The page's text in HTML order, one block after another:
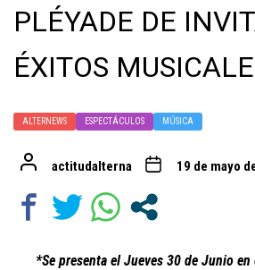
PLÉYADE DE
ÉXITOS
ALTERNEWS ESPECTÁCULOS MÚSICA
actitudalterna 19 de mayo
*Se presenta el Jueves 30 de Junio en